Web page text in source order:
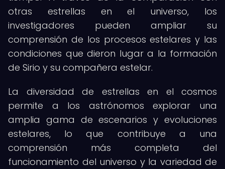
otras estrellas en el universo, los
investigadores pueden ampliar su
comprensión de los procesos estelares y las
condiciones que dieron lugar a la formación
de Sirio y su compañera estelar.
La diversidad de estrellas en el cosmos
permite a los astrónomos explorar una
amplia gama de escenarios y evoluciones
estelares, lo que contribuye a una
comprensión más completa del
funcionamiento del universo y la variedad de